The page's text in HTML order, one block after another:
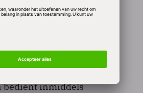
Systems),
te houden en
database
bedient inmiddels